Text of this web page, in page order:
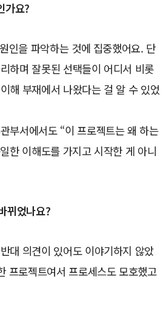
가요?
인을 파악하는 것에 집중했어요. 단
하며 잘못된 선택들이 어디서 비롯
해 부재에서 나왔다는 걸 알 수 있었
부서에서도 “이 프로젝트는 왜 하는
한 이해도를 가지고 시작한 게 아니
뀌었나요?
대 의견이 있어도 이야기하지 않았
프로젝트여서 프로세스도 모호했고